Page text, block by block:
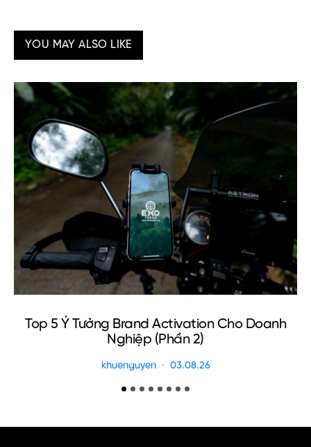
YOU MAY ALSO LIKE
Top 5 Ý Tưởng Brand Activation Cho Doanh
Nghiệp (Phần 2)
khuenguyen 03.08.26